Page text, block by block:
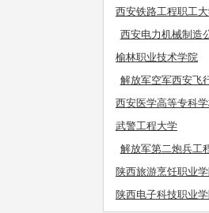
西安铁路工程职工
西安电力机械制造
机电学院
榆林职业技术学院
解放军空军西安飞
院
西安医学高等专科
武警工程大学
解放军第二炮兵工
学
陕西旅游烹饪职业
陕西电子科技职业